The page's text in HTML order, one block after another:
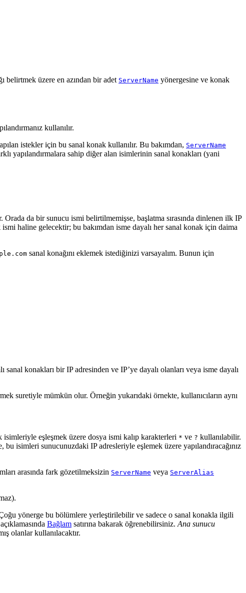
belirtmek üzere en azından bir adet ServerName yönergesine ve konak
kullanılır.
istekler için bu sanal konak kullanılır. Bu bakımdan, ServerName
yapılandırmalara sahip diğer alan isimlerinin sanal konakları (yani
da bir sunucu ismi belirtilmemişse, başlatma sırasında dinlenen ilk IP
haline gelecektir; bu bakımdan isme dayalı her sanal konak için daima
sanal konağını eklemek istediğinizi varsayalım. Bunun için
konakları bir IP adresinden ve IP’ye dayalı olanları veya isme dayalı
suretiyle mümkün olur. Örneğin yukarıdaki örnekte, kullanıcıların aynı
eşleşmek üzere dosya ismi kalıp karakterleri * ve ? kullanılabilir.
isimleri sunucunuzdaki IP adresleriyle eşlemek üzere yapılandıracağınız
arasında fark gözetilmeksizin ServerName veya ServerAlias
yönerge bu bölümlere yerleştirilebilir ve sadece o sanal konakla ilgili
Bağlam satırına bakarak öğrenebilirsiniz. Ana sunucu
olanlar kullanılacaktır.